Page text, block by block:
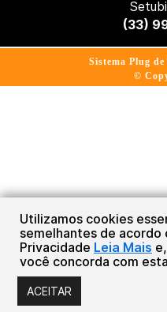
Utilizamos cookies
semelhantes de acordo
Privacidade Leia Mais
você concorda com
ACEITAR
(33)
Sistema Plug
©